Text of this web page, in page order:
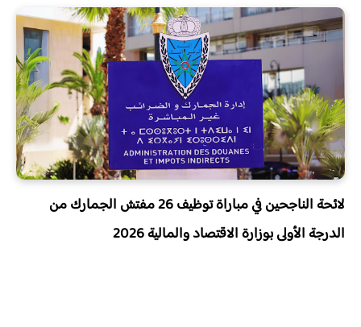
لائحة الناجحين في مباراة توظيف 26 مفتش الجمارك من
الدرجة الأولى بوزارة الاقتصاد والمالية 2026